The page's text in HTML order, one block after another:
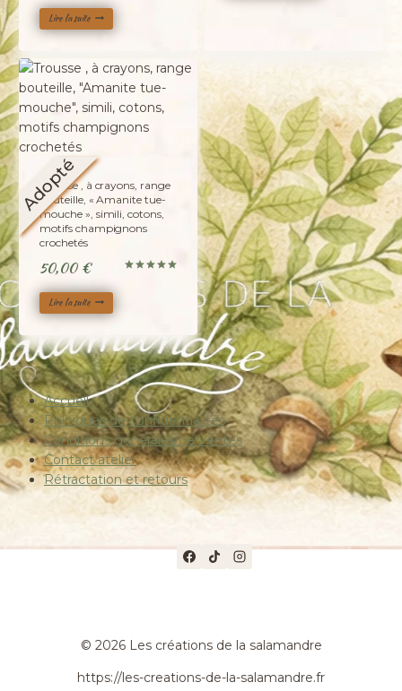
Lire la suite
Adopté
Trousse , à crayons, range
bouteille, « Amanite tue-
mouche », simili, cotons,
motifs champignons
crochetés
50,00 €
Lire la suite
Accueil
Politiques de confidentialités
Conditions générales de Ventes
Contact atelier
Rétractation et retours
© 2026 Les créations de la salamandre
https://les-creations-de-la-salamandre.fr